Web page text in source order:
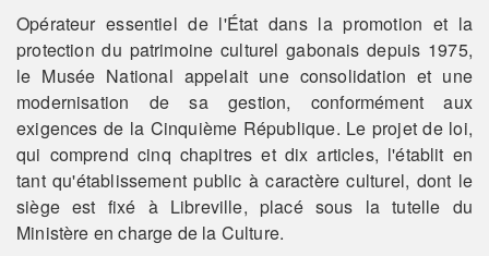
Opérateur essentiel de l'État dans la promotion et la
protection du patrimoine culturel gabonais depuis 1975,
le Musée National appelait une consolidation et une
modernisation de sa gestion, conformément aux
exigences de la Cinquième République. Le projet de loi,
qui comprend cinq chapitres et dix articles, l'établit en
tant qu'établissement public à caractère culturel, dont le
siège est fixé à Libreville, placé sous la tutelle du
Ministère en charge de la Culture.